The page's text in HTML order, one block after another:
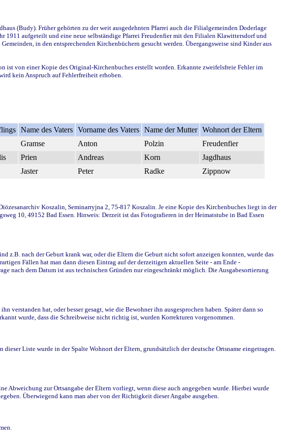
(Budy). Früher gehörten zu der weit ausgedehnten Pfarrei auch die Filialgemeinden Doderlage
1911 aufgeteilt und eine neue selbständige Pfarrei Freudenfier mit den Filialen Klawittersdorf und
in den entsprechenden Kirchenbüchern gesucht werden. Übergangsweise sind Kinder aus
ist von einer Kopie des Original-Kirchenbuches erstellt worden. Erkannte zweifelsfreie Fehler im
kein Anspruch auf Fehlerfreiheit erhoben.
Name des Vaters Vorname des Vaters Name der Mutter Wohnort der Eltern
Gramse Anton Polzin
Freudenfier
Prien Andreas Korn
Jagdhaus
Jaster Peter Radke Zippnow
Koszalin, Seminarryjna 2, 75-817 Koszalin. Je eine Kopie des Kirchenbuches liegt in der
10, 49152 Bad Essen. Hinweis: Derzeit ist das Fotografieren in der Heimatstube in Bad Essen
z.B. nach der Geburt krank war, oder die Eltern die Geburt nicht sofort anzeigen konnten, wurde das
Fällen hat man dann diesen Eintrag auf der derzeitigen aktuellen Seite - am Ende -
nach dem Datum ist aus technischen Gründen nur eingeschränkt möglich. Die Ausgabesortierung
hat, oder besser gesagt, wie die Bewohner ihn ausgesprochen haben. Später dann so
wurde, dass die Schreibweise nicht richtig ist, wurden Korrekturen vorgenommen.
Liste wurde in der Spalte Wohnort der Eltern, grundsätzlich der deutsche Ortsname eingetragen.
Abweichung zur Ortsangabe der Eltern vorliegt, wenn diese auch angegeben wurde. Hierbei wurde
Überwiegend kann man aber von der Richtigkeit dieser Angabe ausgehen.